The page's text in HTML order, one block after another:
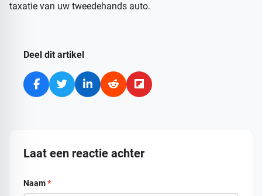
taxatie van uw tweedehands auto.
Deel dit artikel
Laat een reactie achter
Naam*